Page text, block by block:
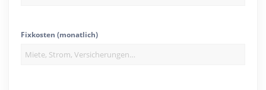
Fixkosten (monatlich)